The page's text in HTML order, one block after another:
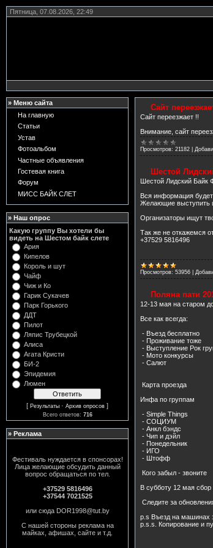
Пятница, 07.08.2026, 22:49
» Меню сайта
На главную
Статьи
Устав
Фотоальбом
Частные объявления
Гостевая книга
Форум
МИСС БАЙК СЛЕТ
» Наш опрос
Какую группу Вы хотели бы
видеть на Шестом байк слете
Ария
Кипелов
Король и шут
Чайф
Чиж и Ко
Гарик Сукачев
Парк Горького
ДДТ
Пилот
Ляпис Трубецкой
Алиса
Агата Кристи
БИ-2
Эпидемия
Люмен
[ Результаты · Архив опросов ]
Всего ответов: 716
» Реклама
Фестиваль нуждается в спонсорах!
Лица желающие обсудить данный
вопрос обращаться по тел.
+37529 5816496
+37544 7021525
или сюда DOR1998@tut.by
C нашей стороны реклама на
майках, афишах, сайте и т.д.
Сайт
Сайт переезжает !!
Внимание, сайт
Просмотров: 21182
Шестой
Шестой Лидский Байк
Вся информация
Желающие выступить
Организаторы ищут
Так же не откажемся
+37529 5816496
Просмотров: 53956
Поляна пати
12-13 мая на старом
Все как всегда:
- Въезд бесплатно
- Проживание тоже
- Выступление Рок
- Мото конкурсы
- Салют
Карта проезда
Инфа по группам
- Simple Things
- СОЦИУМ
- Анкл бэндс
- Чип и дэйл
- Понедельник
- ИГО
- Штофф
Кого забыл - звоните
В субботу 12 мая сбор
Следите за
p.s Въезд на машинах
p.s.s. Копирование и